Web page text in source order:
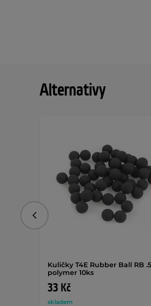
Alternativy
Kuličky T4E Rubber Ball RB
polymer 10ks
33 Kč
skladem
Předchozí